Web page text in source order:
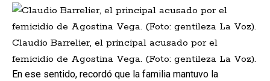
Claudio Barrelier, el principal acusado por el
femicidio de Agostina Vega. (Foto: gentileza La Voz).
En ese sentido, recordó que la familia mantuvo la